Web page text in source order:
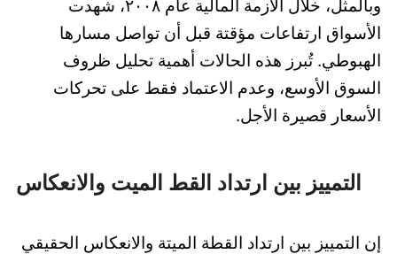
وبالمثل، خلال الأزمة المالية عام ٢٠٠٨، شهدت
الأسواق ارتفاعات مؤقتة قبل أن تواصل مسارها
الهبوطي. تُبرز هذه الحالات أهمية تحليل ظروف
السوق الأوسع، وعدم الاعتماد فقط على تحركات
الأسعار قصيرة الأجل.
التمييز بين ارتداد القط الميت والانعكاس
إن التمييز بين ارتداد القطة الميتة والانعكاس الحقيقي